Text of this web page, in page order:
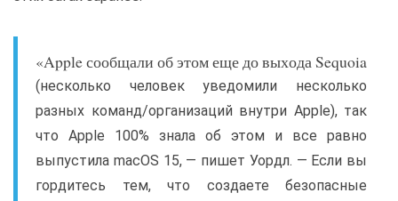
«Apple сообщали об этом еще до выхода Sequoia
(несколько человек уведомили несколько
разных команд/организаций внутри Apple), так
что Apple 100% знала об этом и все равно
выпустила macOS 15, — пишет Уордл. — Если вы
гордитесь тем, что создаете безопасные